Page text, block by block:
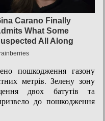
пошкодження газону
метрів. Зелену зону
двох батутів та
до пошкодження